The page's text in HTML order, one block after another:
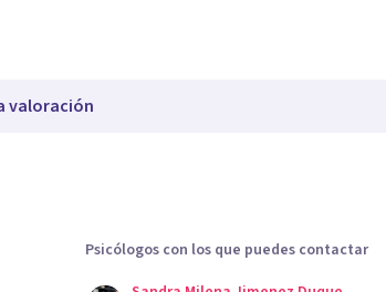
valoración
Psicólogos con los que puedes contactar